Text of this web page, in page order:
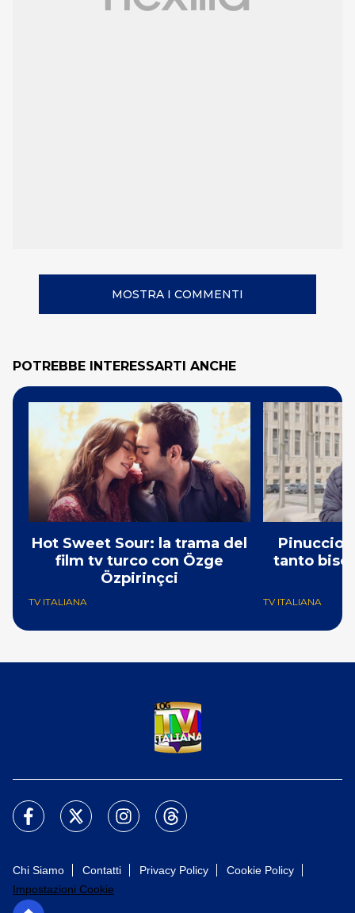
MOSTRA I COMMENTI
POTREBBE INTERESSARTI ANCHE
Hot Sweet Sour: la trama del
film tv turco con Özge
Özpirinçci
TV ITALIANA
Pinuccio:
tanto
TV ITALIANA
Chi Siamo Contatti Privacy Policy
Cookie Policy
Impostazioni Cookie